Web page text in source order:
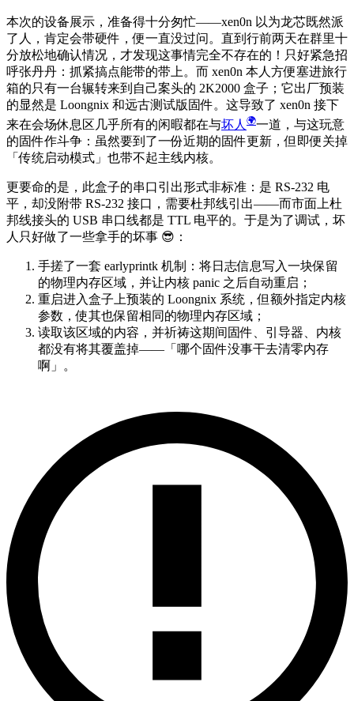
本次的设备展示，准备得十分匆忙——xen0n 以为龙芯既然派
了人，肯定会带硬件，便一直没过问。直到行前两天在群里十
分放松地确认情况，才发现这事情完全不存在的！只好紧急招
呼张丹丹：抓紧搞点能带的带上。而 xen0n 本人方便塞进旅行
箱的只有一台辗转来到自己案头的 2K2000 盒子；它出厂预装
的显然是 Loongnix 和远古测试版固件。这导致了 xen0n 接下
来在会场休息区几乎所有的闲暇都在与坏人
一道，与这玩意
的固件作斗争：虽然要到了一份近期的固件更新，但即便关掉
「传统启动模式」也带不起主线内核。
更要命的是，此盒子的串口引出形式非标准：是 RS-232 电
平，却没附带 RS-232 接口，需要杜邦线引出——而市面上杜
邦线接头的 USB 串口线都是 TTL 电平的。于是为了调试，坏
人只好做了一些拿手的坏事 😎 ：
手搓了一套 earlyprintk 机制：将日志信息写入一块保留
的物理内存区域，并让内核 panic 之后自动重启；
重启进入盒子上预装的 Loongnix 系统，但额外指定内核
参数，使其也保留相同的物理内存区域；
读取该区域的内容，并祈祷这期间固件、引导器、内核
都没有将其覆盖掉——「哪个固件没事干去清零内存
啊」。